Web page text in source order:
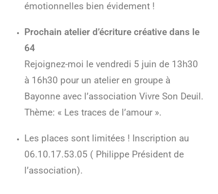
émotionnelles bien évidement !
Prochain atelier d’écriture créative dans le
64
Rejoignez-moi le vendredi 5 juin de 13h30
à 16h30 pour un atelier en groupe à
Bayonne avec l’association Vivre Son Deuil.
Thème: « Les traces de l’amour ».
Les places sont limitées ! Inscription au
06.10.17.53.05 ( Philippe Président de
l’association).